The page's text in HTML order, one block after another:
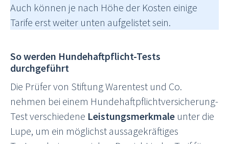
Auch können je nach Höhe der Kosten einige
Tarife erst weiter unten aufgelistet sein.
So werden Hundehaftpflicht-Tests
durchgeführt
Die Prüfer von Stiftung Warentest und Co.
nehmen bei einem Hundehaftpflichtversicherung-
Test verschiedene Leistungsmerkmale unter die
Lupe, um ein möglichst aussagekräftiges